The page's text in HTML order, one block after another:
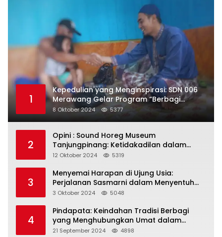
1
Kepedulian yang Menginspirasi: SDN 006
Merawang Gelar Program “Berbagi
Segenggam Beras”
8 Oktober 2024 5377
2
Opini : Sound Horeg Museum
Tanjungpinang: Ketidakadilan dalam
Representasi
12 Oktober 2024 5319
3
Menyemai Harapan di Ujung Usia:
Perjalanan Sasmarni dalam Menyentuh
Hati dan Jiwa
3 Oktober 2024 5048
4
Pindapata: Keindahan Tradisi Berbagi
yang Menghubungkan Umat dalam
Spiritualitas dan Kebersamaan dalam
21 September 2024 4898